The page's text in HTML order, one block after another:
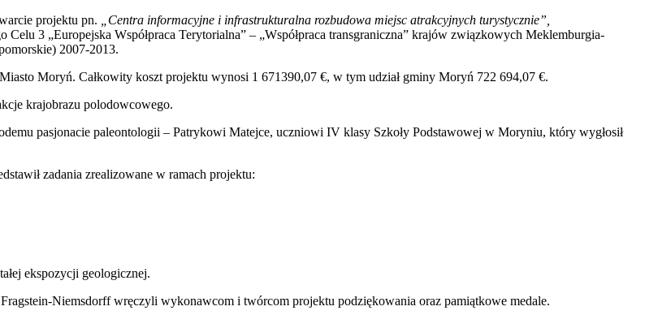
projektu pn.
„Centra informacyjne i infrastrukturalna rozbudowa miejsc atrakcyjnych turystycznie”,
3 „Europejska Współpraca Terytorialna” – „Współpraca transgraniczna” krajów związkowych Meklemburgia-
2007-2013.
Moryń. Całkowity koszt projektu wynosi 1 671390,07 €, w tym udział gminy Moryń 722 694,07 €.
krajobrazu polodowcowego.
pasjonacie paleontologii – Patrykowi Matejce, uczniowi IV klasy Szkoły Podstawowej w Moryniu, który wygłosił
zadania zrealizowane w ramach projektu:
ekspozycji geologicznej.
Niemsdorff wręczyli wykonawcom i twórcom projektu podziękowania oraz pamiątkowe medale.